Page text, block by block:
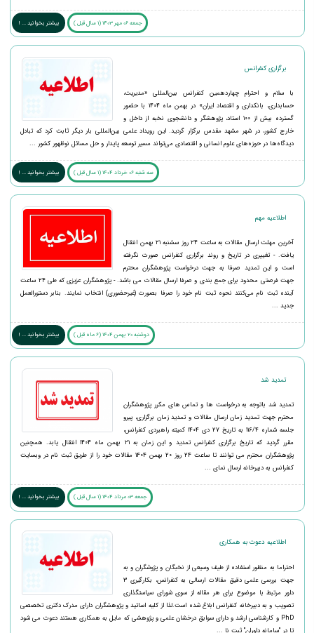
جمعه 06 مهر 1403 (1 سال قبل ) بیشتر بخوانید ... !
برگزاری کنفرانس
با سلام و احترام چهاردهمین کنفرانس بین‌المللی «مدیریت،
حسابداری، بانکداری و اقتصاد ایران» در بهمن ماه ۱۴۰۴ با حضور
گسترده بیش از 100 استاد، پژوهشگر و دانشجوی نخبه از داخل و
خارج کشور، در شهر مشهد مقدس برگزار گردید. این رویداد علمی بین‌المللی بار دیگر ثابت کرد که تبادل
دیدگاه‌ها در حوزه‌های علوم انسانی و اقتصادی می‌تواند مسیر توسعه پایدار و حل مسائل نوظهور کشور ...
سه شنبه 06 خرداد 1404 (1 سال قبل ) بیشتر بخوانید ... !
اطلاعیه مهم
آخرین مهلت ارسال مقالات به ساعت ۲۴ روز سشنبه ۲۱ بهمن انتقال
یافت. - تغییری در تاریخ و روند برگزاری کنفرانس صورت نگرفته
است و این تمدید صرفا به جهت درخواست پژوهشگران محترم
جهت فرصتی محدود برای جمع بندی و صرفا ارسال مقالات می باشد. - پژوهشگران عزیزی که طی ۲۴ ساعت
آینده ثبت نام می‌کنند نحوه ثبت نام خود را صرفا بصورت (غیرحضوری) انتخاب نمایند. بنابر دستورالعمل
جدید ...
دوشنبه 20 بهمن 1404 (6 ماه قبل ) بیشتر بخوانید ... !
تمدید شد
تمدید شد باتوجه به درخواست ها و تماس های مکرر پژوهشگران
محترم جهت تمدید زمان ارسال مقالات و تمدید زمان برگزاری، پیرو
جلسه شماره 116/4 به تاریخ 27 دی 1404 کمیته راهبردی کنفرانس،
مقرر گردید که تاریخ برگزاری کنفرانس تمدید و این زمان به 21 بهمن ماه 1404 انتقال یابد. همچنین
پژوهشگران محترم می توانند تا ساعت 24 روز 20 بهمن 1404 مقالات خود را از طریق ثبت نام در وبسایت
کنفرانس به دبیرخانه ارسال نمای ...
جمعه 03 مرداد 1404 (1 سال قبل ) بیشتر بخوانید ... !
اطلاعیه دعوت به همکاری
احتراما به منظور استفاده از طیف وسیعی از نخبگان و پژوشگران و به
جهت بررسی علمی دقیق مقالات ارسالی به کنفرانس، بکارگیری 3
داور مرتبط با موضوع برای هر مقاله از سوی شورای سیاستگذاری
تصویب و به دبیرخانه کنفرانس ابلاغ شده است.لذا از کلیه اساتید و پژوهشگران دارای مدرک دکتری تخصصی
PhD و کارشناسی ارشد و دارای سوابق درخشان علمی و پژوهشی که مایل به همکاری هستند دعوت می شود
تا در "سامانه داوران" ثبت نا ...